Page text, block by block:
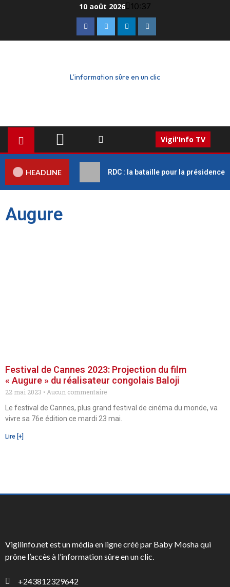
10 août 2026 10:37
L'information sûre en un clic
Vigil'Info TV
HEADLINE RDC : la bataille pour la présidence
Augure
Festival de Cannes 2023: Projection du film
« Augure » du réalisateur congolais Baloji
22 mai 2023
Aucun commentaire
Le festival de Cannes, plus grand festival de cinéma du monde, va
vivre sa 76e édition ce mardi 23 mai.
Lire [+]
Vigilinfo.net est un média en ligne créé par Baby Mosha qui
prône l’accès à l’information sûre en un clic.
+243812329642